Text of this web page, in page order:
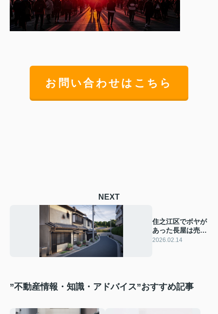
お問い合わせはこちら
NEXT
住之江区でボヤが
あった長屋は売れ
る？売却時の注意
2026.02.14
”不動産情報・知識・アドバイス”おすすめ記事